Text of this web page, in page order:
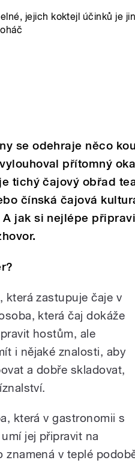
jejich koktejl účinků je
se odehraje něco
přítomný
tichý čajový obřad
čínská čajová
A jak si nejlépe
která zastupuje čaje v
která čaj dokáže
hostům, ale
i nějaké znalosti, aby
a dobře skladovat,
která v gastronomii s
jej připravit na
znamená v teplé